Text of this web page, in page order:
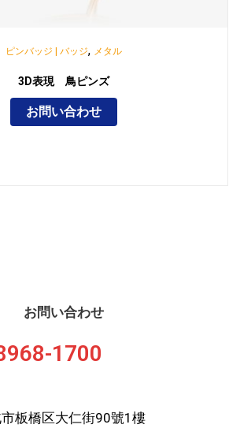
ピンバッジ | バッジ, メタル
3D表現 鳥ピンズ
お問い合わせ
お問い合わせ
1700
板橋区大仁街90號1樓